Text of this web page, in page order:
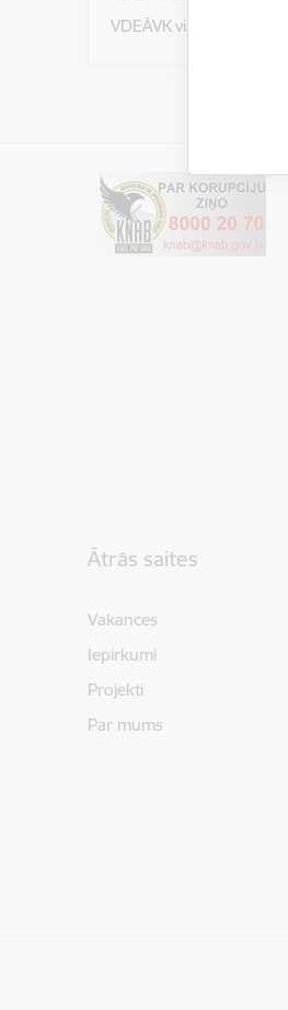
VDEĀVK vizuālā identitāte
Ātrās saites
Vakances
Iepirkumi
Projekti
Par mums